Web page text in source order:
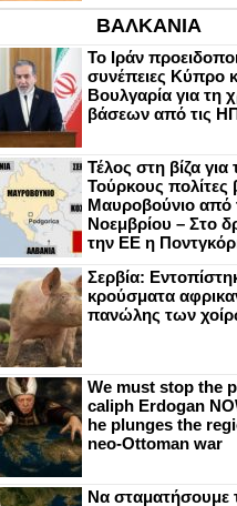
ΒΑΛΚΑΝΙΑ
Το Ιράν
συνέπειες Κύπρο
Βουλγαρία για τη
βάσεων από τις
Τέλος στη βίζα για
Τούρκους πολίτες
Μαυροβούνιο από
Νοεμβρίου – Στο
την ΕΕ η
Σερβία:
κρούσματα
πανώλης των
We must stop the
caliph Erdogan
he plunges the
neo-Ottoman war
Να σταματήσουμε